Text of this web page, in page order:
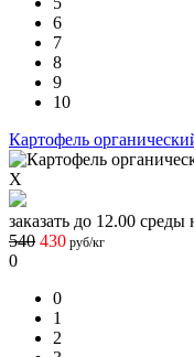
6
7
8
9
10
Картофель
X
заказать до 12.00
540 430 руб/кг
0
0
1
2